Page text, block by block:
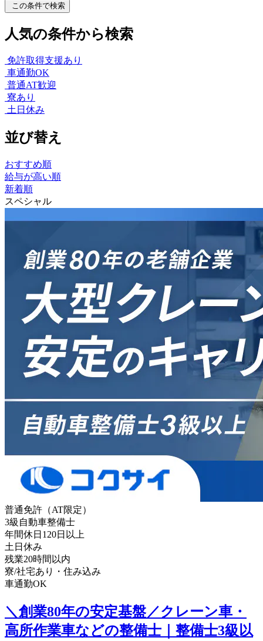
この条件で検索
人気の条件から検索
免許取得支援あり
車通勤OK
普通AT歓迎
寮あり
土日休み
並び替え
おすすめ順
給与が高い順
新着順
スペシャル
普通免許（AT限定）
3級自動車整備士
年間休日120日以上
土日休み
残業20時間以内
寮/社宅あり・住み込み
車通勤OK
＼創業80年の安定基盤／クレーン車・
高所作業車などの整備士｜整備士3級以